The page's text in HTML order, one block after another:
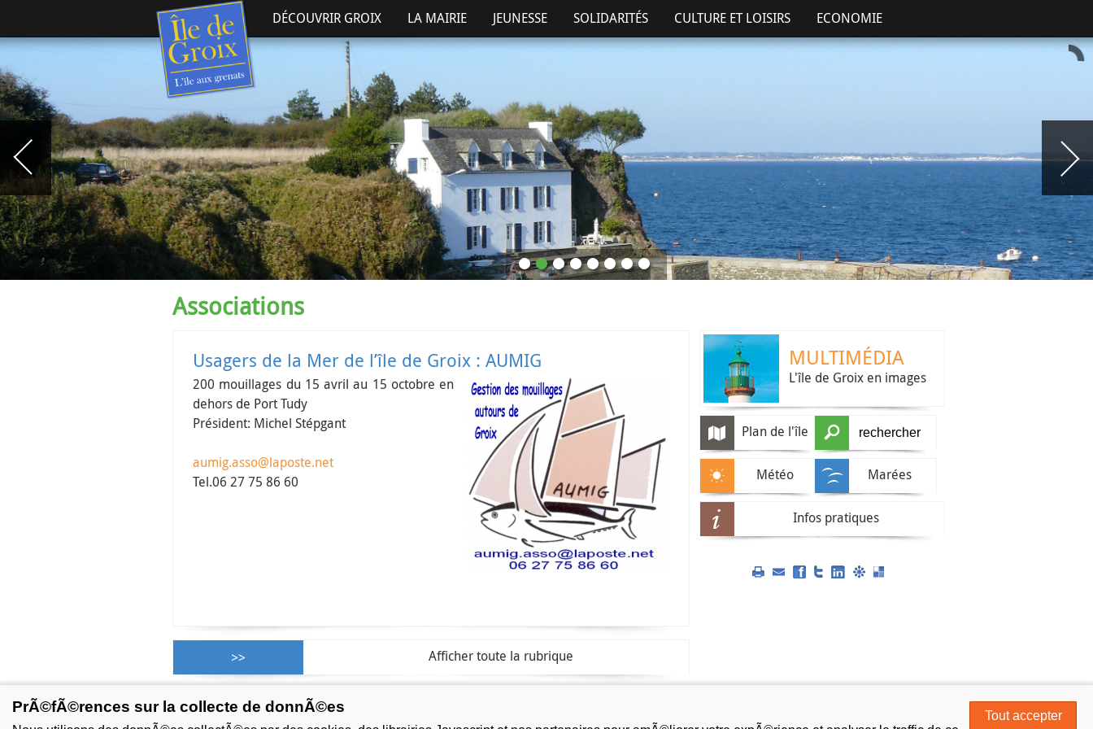
DÉCOUVRIR GROIX LA MAIRIE JEUNESSE SOLIDARITÉS CULTURE ET LOISIRS ECONOMIE
MULTIMÉDIA
L'île de Groix en images
Plan de l'île
Météo Marées
Infos pratiques
Associations
Usagers de la Mer de l’île de Groix : AUMIG
200 mouillages du 15 avril au 15 octobre en
dehors de Port Tudy
Président: Michel Stépgant
aumig.asso@laposte.net
Tel.06 27 75 86 60
Afficher toute la rubrique
PrÃ©fÃ©rences sur la collecte de donnÃ©es
Tout accepter